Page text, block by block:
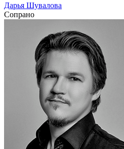
Дарья Шувалова
Сопрано